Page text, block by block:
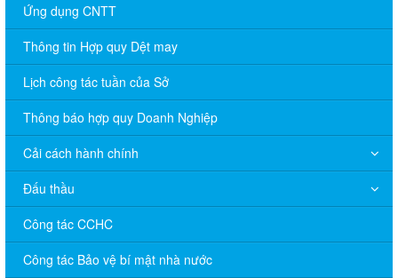
Ứng dụng CNTT
Thông tin Hợp quy Dệt may
Lịch công tác tuần của Sở
Thông báo hợp quy Doanh Nghiệp
Cải cách hành chính
Đấu thầu
Công tác CCHC
Công tác Bảo vệ bí mật nhà nước